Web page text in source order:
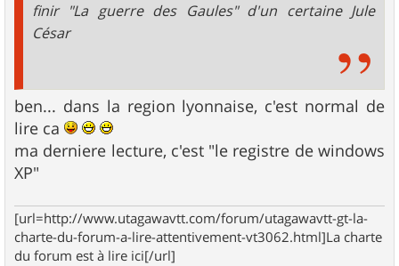
finir "La guerre des Gaules" d'un certaine Jule
César
ben... dans la region lyonnaise, c'est normal de
lire ca
ma derniere lecture, c'est "le registre de windows
XP"
[url=http://www.utagawavtt.com/forum/utagawavtt-gt-la-
charte-du-forum-a-lire-attentivement-vt3062.html]La charte
du forum est à lire ici[/url]